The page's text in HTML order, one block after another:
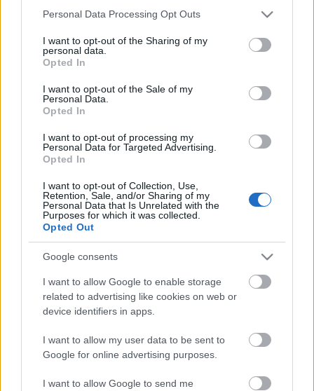
Please note that this website/app uses one or more Google
not limited to your visit or usage behaviour. You may click to
grant or deny consent to Google and its third-party tags to
use your data for below specified purposes in below Google
consent section.
Personal Data Processing Opt Outs
I want to opt-out of the Sharing of my
personal data.
Opted In
I want to opt-out of the Sale of my
Personal Data.
Opted In
I want to opt-out of processing my
Personal Data for Targeted Advertising.
Opted In
I want to opt-out of Collection, Use,
Retention, Sale, and/or Sharing of my
Personal Data that Is Unrelated with the
Purposes for which it was collected.
Opted Out
Google consents
I want to allow Google to enable storage
related to advertising like cookies on web or
device identifiers in apps.
I want to allow my user data to be sent to
Google for online advertising purposes.
I want to allow Google to send me
Címkék: tartalom tv2 bejegyzés igazgató
gondolatébresztő
instagram celebcunami bulvárriadó fischer gábor
Ajánlott bejegyzések:
Marad a TV2-nél Marsi Anikó és Gönczi
Gábor...
Szépen búcsúzott a "Tények"...
Mától megújulnak a TV2 műsorai...
Még mindig a foci...